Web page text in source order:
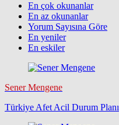
En çok okunanlar
En az okunanlar
Yorum Sayısına Göre
En yeniler
En eskiler
Sener Mengene
Türkiye Afet Acil Durum Planı